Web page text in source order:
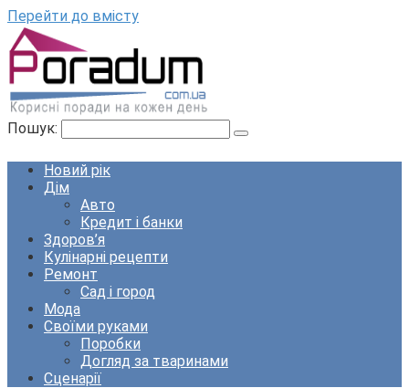
Перейти до вмісту
Пошук:
Новий рік
Дім
Авто
Кредит і банки
Здоров’я
Кулінарні рецепти
Ремонт
Сад і город
Мода
Своїми руками
Поробки
Догляд за тваринами
Сценарії